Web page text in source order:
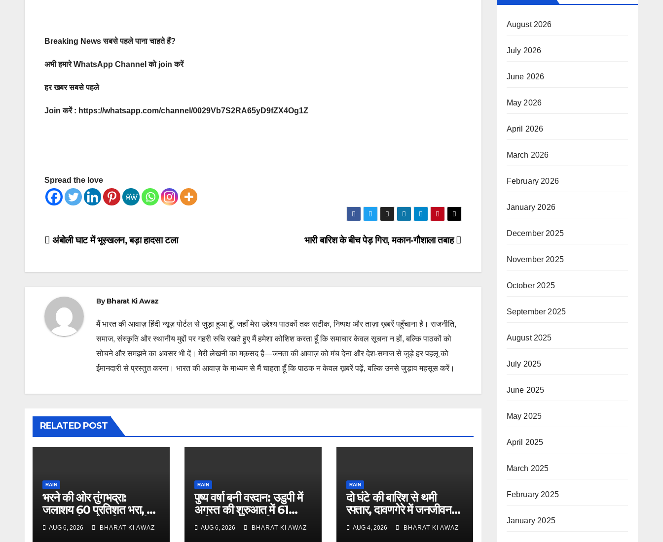
Breaking News सबसे पहले पाना चाहते हैं?
अभी हमारे WhatsApp Channel को join करें
हर खबर सबसे पहले
Join करें : https://whatsapp.com/channel/0029Vb7S2RA65yD9fZX4Og1Z
Spread the love
Post
भारी बारिश के बीच पेड़ गिरा, मकान-गौशाला तबाह
अंबोली घाट में भूस्खलन, बड़ा हादसा टला
ByBharat Ki Awaz
मैं भारत की आवाज़ हिंदी न्यूज़ पोर्टल से जुड़ा हुआ हूँ, जहाँ मेरा उद्देश्य पाठकों तक सटीक, निष्पक्ष और ताज़ा ख़बरें पहुँचाना है। राजनीति,
समाज, संस्कृति और स्थानीय मुद्दों पर गहरी रुचि रखते हुए मैं हमेशा कोशिश करता हूँ कि समाचार केवल सूचना न हों, बल्कि पाठकों को
सोचने और समझने का अवसर भी दें। मेरी लेखनी का मक़सद है—जनता की आवाज़ को मंच देना और देश-समाज से जुड़े हर पहलू को
ईमानदारी से प्रस्तुत करना। भारत की आवाज़ के माध्यम से मैं चाहता हूँ कि पाठक न केवल ख़बरें पढ़ें, बल्कि उनसे जुड़ाव महसूस करें।
RELATED POST
RAIN
भरने की ओर तुंगभद्रा:
जलाशय 60 प्रतिशत भरा, एक
लाख क्यूसेक से अधिक पानी
की आवक
AUG 6, 2026 BHARAT KI AWAZ
RAIN
पुष्य वर्षा बनी वरदान: उडुपी में
अगस्त की शुरुआत में 61
प्रतिशत अधिक बारिश
AUG 6, 2026 BHARAT KI AWAZ
RAIN
दो घंटे की बारिश से थमी
रफ्तार, दावणगेरे में जनजीवन
अस्त-व्यस्त
AUG 4, 2026 BHARAT KI AWAZ
August 2026
July 2026
June 2026
May 2026
April 2026
March 2026
February 2026
January 2026
December 2025
November 2025
October 2025
September 2025
August 2025
July 2025
June 2025
May 2025
April 2025
March 2025
February 2025
January 2025